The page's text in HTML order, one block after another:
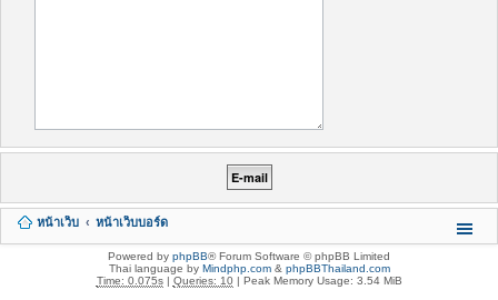
หน้าเว็บ หน้าเว็บบอร์ด
Powered by phpBB® Forum Software © phpBB Limited
Thai language by Mindphp.com& phpBBThailand.com
Time: 0.075s| Queries: 10| Peak Memory Usage: 3.54 MiB